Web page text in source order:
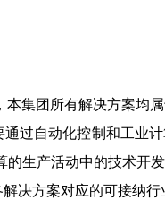
集团所有解决方案均
过自动化控制和工业
的生产活动中的技术开
方案对应的可接纳行